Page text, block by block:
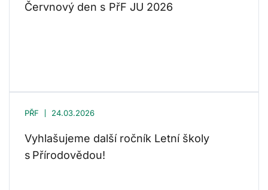
Červnový den s PřF JU 2026
PŘF 24.03.2026
Vyhlašujeme další ročník Letní školy
s Přírodovědou!